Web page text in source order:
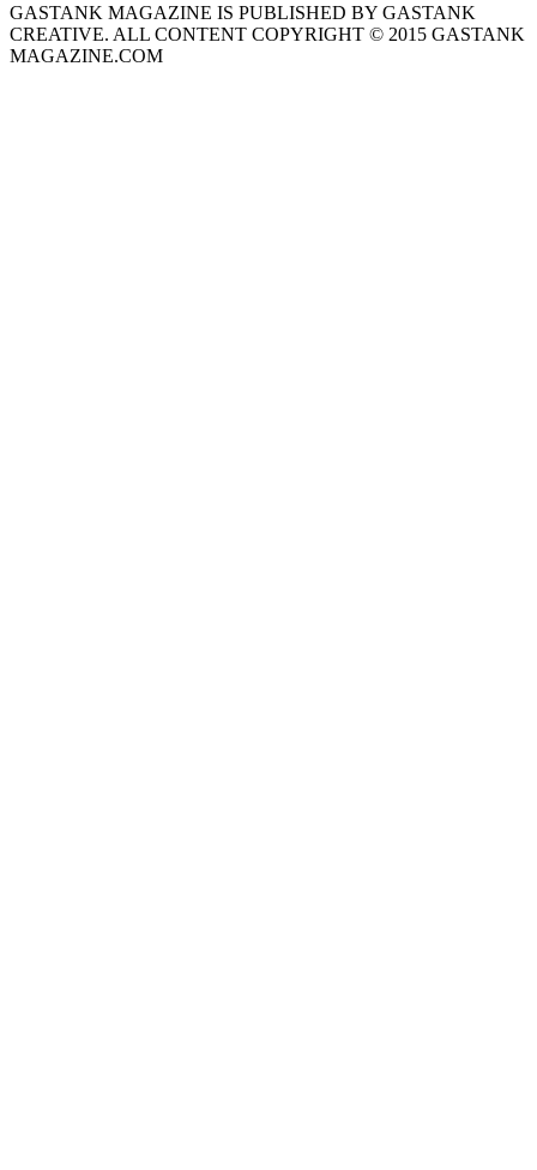
GASTANK MAGAZINE IS PUBLISHED BY GASTANK
CREATIVE. ALL CONTENT COPYRIGHT © 2015 GASTANK
MAGAZINE.COM